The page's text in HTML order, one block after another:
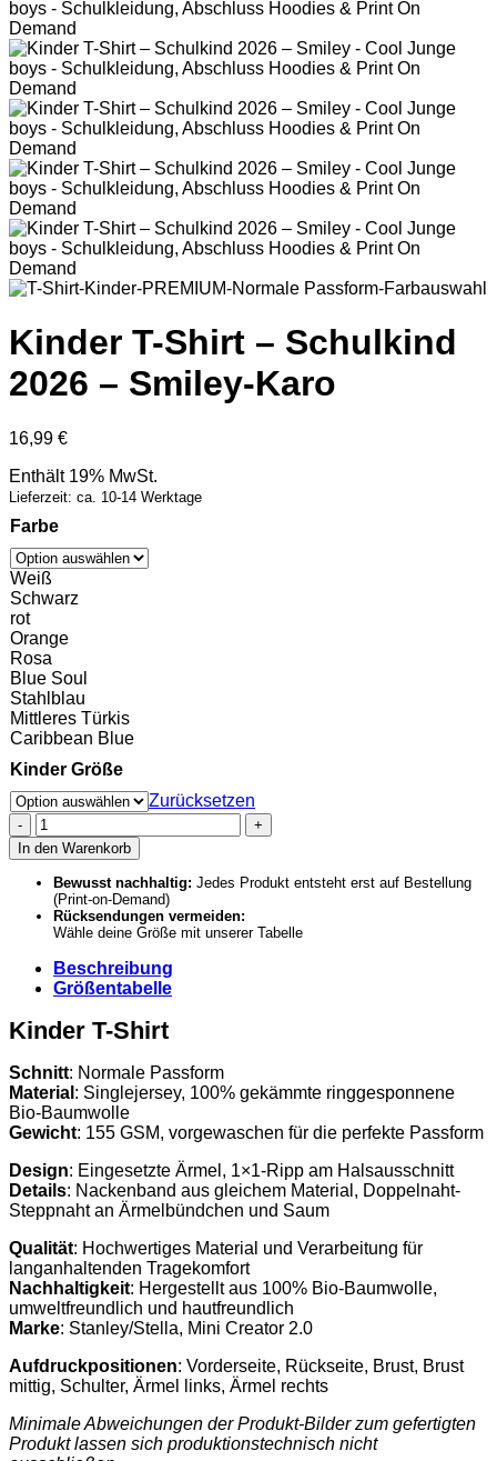
Kinder T-Shirt – Schulkind
2026 – Smiley-Karo
16,99 €
Enthält 19% MwSt.
Lieferzeit: ca. 10-14 Werktage
Farbe
Weiß
Schwarz
rot
Orange
Rosa
Blue Soul
Stahlblau
Mittleres Türkis
Caribbean Blue
Kinder Größe
Zurücksetzen
Kinder
T-
Shirt
–
Schulkind
2026
Smiley-
Karo
Menge
In den Warenkorb
Bewusst nachhaltig: Jedes Produkt entsteht erst auf Bestellung
(Print-on-Demand)
Rücksendungen vermeiden:
Wähle deine Größe mit unserer Tabelle
Beschreibung
Größentabelle
Kinder T-Shirt
Schnitt: Normale Passform
Material : Singlejersey, 100% gekämmte ringgesponnene
Bio-Baumwolle
Gewicht: 155 GSM, vorgewaschen für die perfekte Passform
Design: Eingesetzte Ärmel, 1×1-Ripp am Halsausschnitt
Details: Nackenband aus gleichem Material, Doppelnaht-
Steppnaht an Ärmelbündchen und Saum
Qualität: Hochwertiges Material und Verarbeitung für
langanhaltenden Tragekomfort
Nachhaltigkeit: Hergestellt aus 100% Bio-Baumwolle,
umweltfreundlich und hautfreundlich
Marke: Stanley/Stella, Mini Creator 2.0
Aufdruckpositionen: Vorderseite, Rückseite, Brust, Brust
mittig, Schulter, Ärmel links, Ärmel rechts
Minimale Abweichungen der Produkt-Bilder zum gefertigten
Produkt lassen sich produktionstechnisch nicht